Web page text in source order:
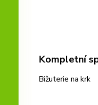
Kompletní
Bižuterie na krk